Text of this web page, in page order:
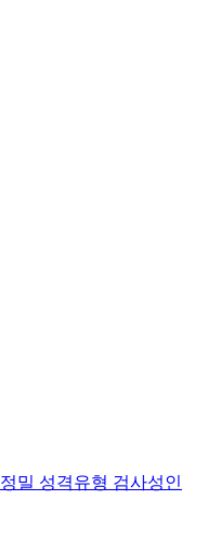
정밀 성격유형 검사성인